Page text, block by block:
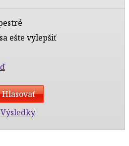
ešte vylepšiť
Výsledky